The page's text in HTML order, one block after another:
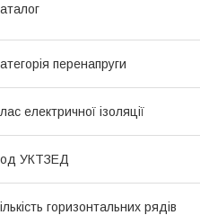
перенапруги
електричної ізоляції
УКТЗЕД
горизонтальних рядів